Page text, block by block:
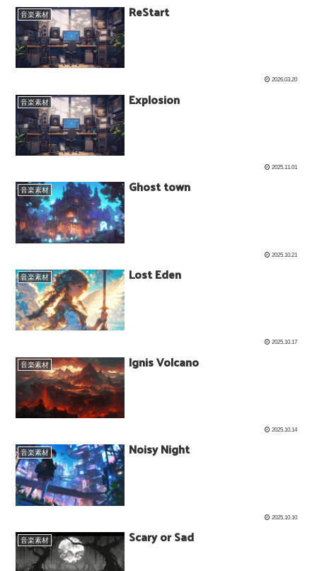
音楽素材 ReStart
2026.03.20
音楽素材 Explosion
2025.11.01
音楽素材 Ghost town
2025.10.21
音楽素材 Lost Eden
2025.10.17
音楽素材 Ignis Volcano
2025.10.14
音楽素材 Noisy Night
2025.10.10
音楽素材 Scary or Sad